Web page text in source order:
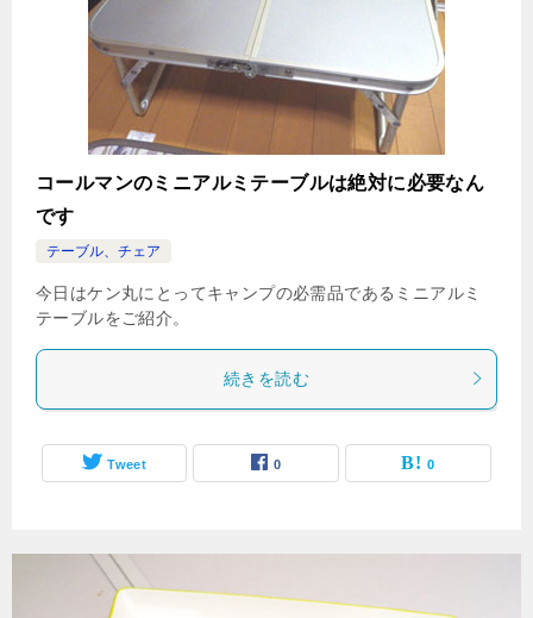
コールマンのミニアルミテーブルは絶対に必要なん
です
テーブル、チェア
今日はケン丸にとってキャンプの必需品であるミニアルミ
テーブルをご紹介。
続きを読む
Tweet 0 0